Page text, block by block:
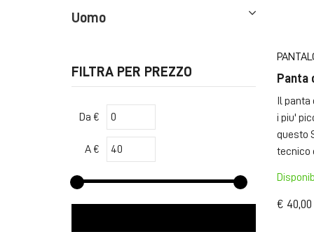
Uomo
FILTRA PER PREZZO
Da €
A €
Panta
Il
i piu'
questo
tecnico
€ 40,00